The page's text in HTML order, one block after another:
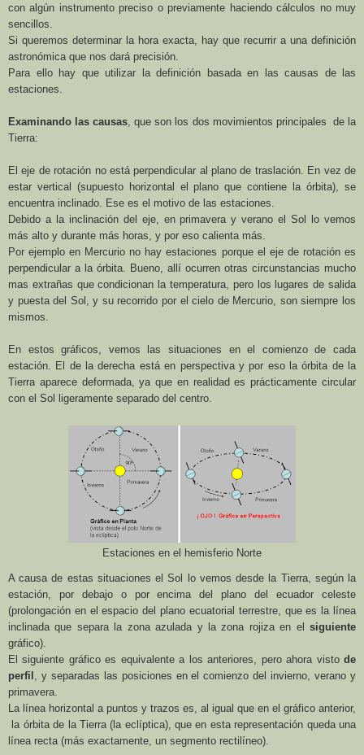
con algún instrumento preciso o previamente haciendo cálculos no muy
sencillos.
Si queremos determinar la hora exacta, hay que recurrir a una definición
astronómica que nos dará precisión.
Para ello hay que utilizar la definición basada en las causas de las
estaciones.
Examinando las causas , que son los dos movimientos principales de la
Tierra:
El eje de rotación no está perpendicular al plano de traslación. En vez de
estar vertical (supuesto horizontal el plano que contiene la órbita), se
encuentra inclinado. Ese es el motivo de las estaciones.
Debido a la inclinación del eje, en primavera y verano el Sol lo vemos
más alto y durante más horas, y por eso calienta más.
Por ejemplo en Mercurio no hay estaciones porque el eje de rotación es
perpendicular a la órbita. Bueno, allí ocurren otras circunstancias mucho
mas extrañas que condicionan la temperatura, pero los lugares de salida
y puesta del Sol, y su recorrido por el cielo de Mercurio, son siempre los
mismos.
En estos gráficos, vemos las situaciones en el comienzo de cada
estación. El de la derecha está en perspectiva y por eso la órbita de la
Tierra aparece deformada, ya que en realidad es prácticamente circular
con el Sol ligeramente separado del centro.
Estaciones en el hemisferio Norte
A causa de estas situaciones el Sol lo vemos desde la Tierra, según la
estación, por debajo o por encima del plano del ecuador celeste
(prolongación en el espacio del plano ecuatorial terrestre, que es la línea
inclinada que separa la zona azulada y la zona rojiza en el siguiente
gráfico).
El siguiente gráfico es equivalente a los anteriores, pero ahora visto de
perfil , y separadas las posiciones en el comienzo del invierno, verano y
primavera.
La línea horizontal a puntos y trazos es, al igual que en el gráfico anterior,
la órbita de la Tierra (la eclíptica), que en esta representación queda una
línea recta (más exactamente, un segmento rectilíneo).